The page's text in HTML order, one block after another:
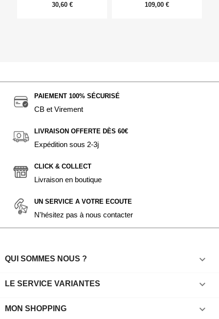
30,60 € 109,00 €
PAIEMENT 100% SÉCURISÉ
CB et Virement
LIVRAISON OFFERTE DÈS 60€
Expédition sous 2-3j
CLICK & COLLECT
Livraison en boutique
UN SERVICE A VOTRE ECOUTE
N'hésitez pas à nous contacter
QUI SOMMES NOUS ? 
LE SERVICE VARIANTES 
MON SHOPPING 